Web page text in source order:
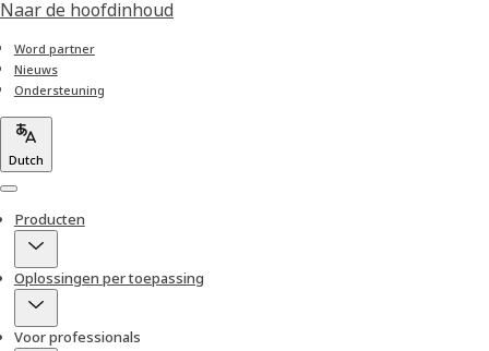
Naar de hoofdinhoud
Word partner
Nieuws
Ondersteuning
Dutch
Menu
Producten
Oplossingen per toepassing
Voor professionals